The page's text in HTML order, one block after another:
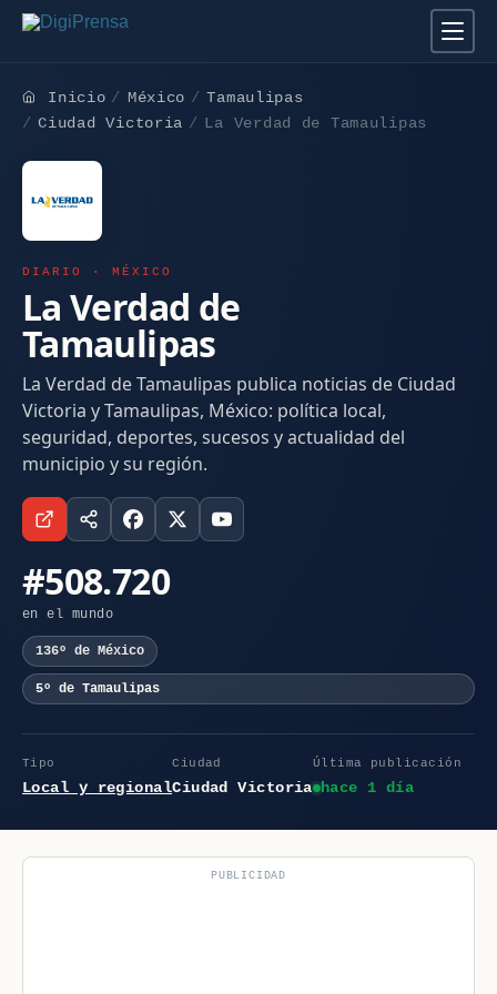
Inicio México
Tamaulipas
Ciudad Victoria
La Verdad de Tamaulipas
DIARIO · MÉXICO
La Verdad de
Tamaulipas
La Verdad de Tamaulipas publica noticias de Ciudad
Victoria y Tamaulipas, México: política local,
seguridad, deportes, sucesos y actualidad del
municipio y su región.
#508.720
en el mundo
136º de México
5º de Tamaulipas
Tipo
Local y regional
Ciudad
Ciudad Victoria
Última publicación
hace 1 día
PUBLICIDAD